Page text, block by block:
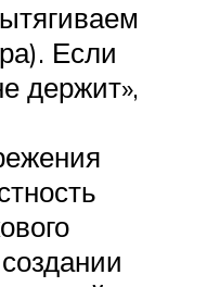
Если
держит»,